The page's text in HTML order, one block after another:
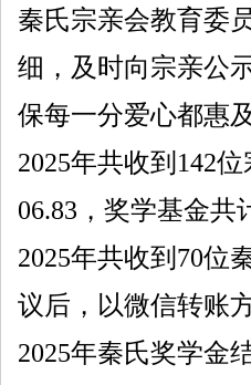
秦氏宗亲会教育委
细，及时向宗亲公
保每一分爱心都惠
2025年共收到142
06.83，奖学基金共
2025年共收到70位
议后，以微信转账
2025年秦氏奖学金